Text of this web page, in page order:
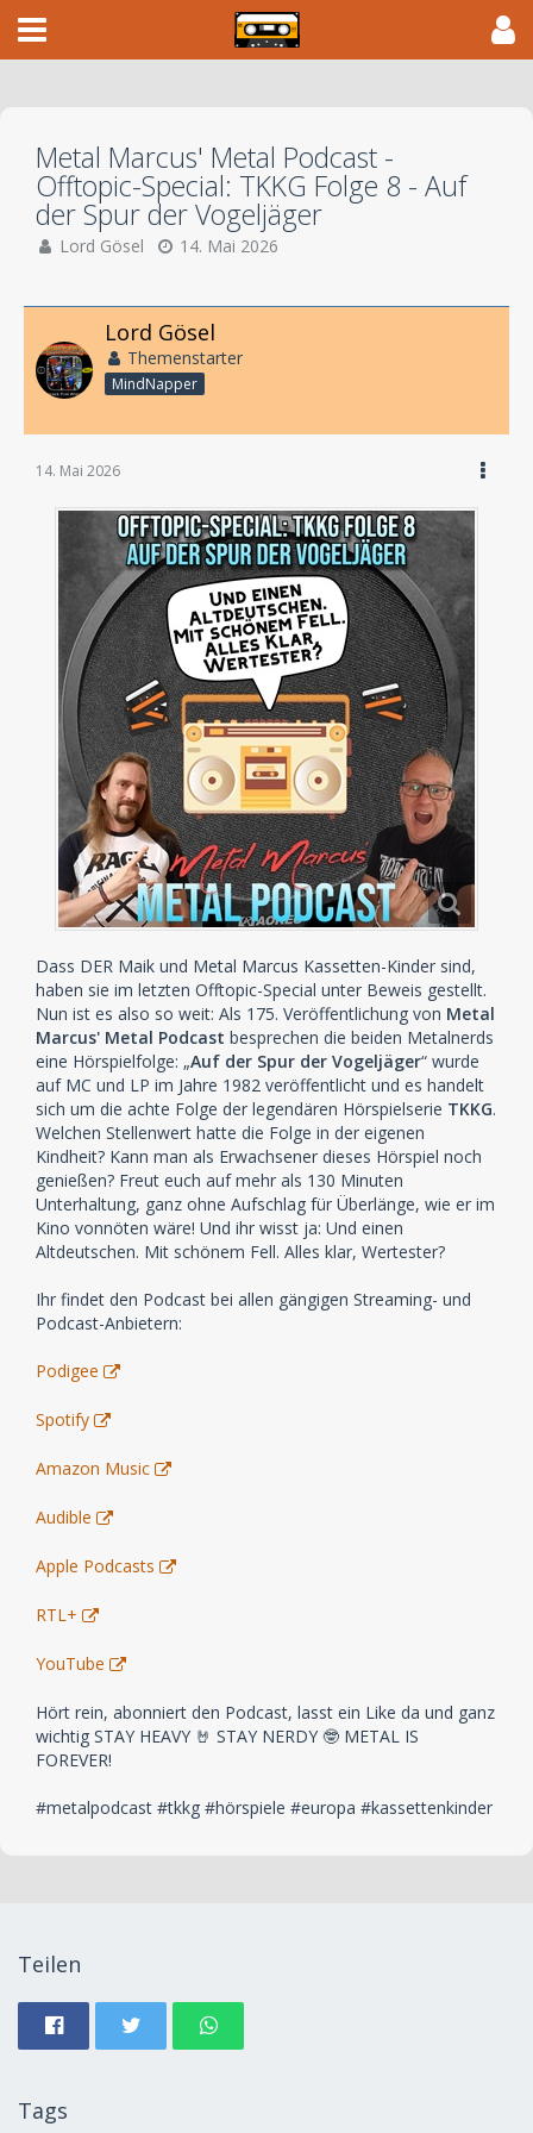
Metal Marcus' Metal Podcast -
Offtopic-Special: TKKG Folge 8 - Auf
der Spur der Vogeljäger
Lord Gösel 14. Mai 2026
Lord Gösel
Themenstarter
MindNapper
14. Mai 2026
Dass DER Maik und Metal Marcus Kassetten-Kinder sind,
haben sie im letzten Offtopic-Special unter Beweis gestellt.
Nun ist es also so weit: Als 175. Veröffentlichung von Metal
Marcus' Metal Podcast besprechen die beiden Metalnerds
eine Hörspielfolge: „Auf der Spur der Vogeljäger“ wurde
auf MC und LP im Jahre 1982 veröffentlicht und es handelt
sich um die achte Folge der legendären Hörspielserie TKKG.
Welchen Stellenwert hatte die Folge in der eigenen
Kindheit? Kann man als Erwachsener dieses Hörspiel noch
genießen? Freut euch auf mehr als 130 Minuten
Unterhaltung, ganz ohne Aufschlag für Überlänge, wie er im
Kino vonnöten wäre! Und ihr wisst ja: Und einen
Altdeutschen. Mit schönem Fell. Alles klar, Wertester?
Ihr findet den Podcast bei allen gängigen Streaming- und
Podcast-Anbietern:
Podigee
Spotify
Amazon Music
Audible
Apple Podcasts
RTL+
YouTube
Hört rein, abonniert den Podcast, lasst ein Like da und ganz
wichtig STAY HEAVY 🤘 STAY NERDY 🤓 METAL IS
FOREVER!
#metalpodcast #tkkg #hörspiele #europa #kassettenkinder
Teilen
Tags